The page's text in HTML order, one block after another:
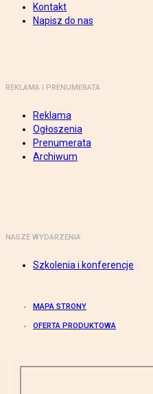
Kontakt
Napisz do nas
REKLAMA I PRENUMERATA
Reklama
Ogłoszenia
Prenumerata
Archiwum
NASZE WYDARZENIA
Szkolenia i konferencje
MAPA STRONY
OFERTA PRODUKTOWA